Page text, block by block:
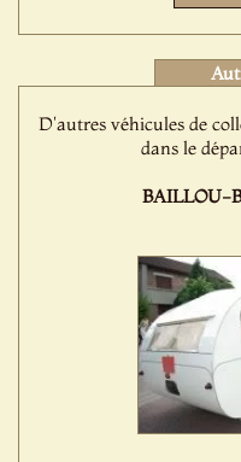
D'autres véhicules de
dans le
BAILLOU-